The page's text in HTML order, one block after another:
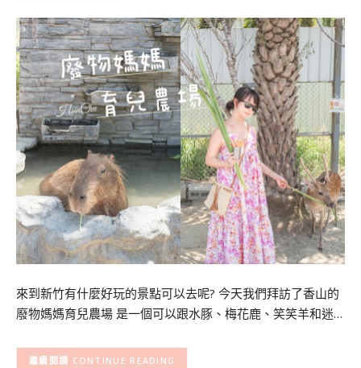
來到新竹有什麼好玩的景點可以去呢? 今天我們拜訪了香山的
廢物媽媽育兒農場 是一個可以跟水豚、梅花鹿、笑笑羊和迷…
CONTINUE READING